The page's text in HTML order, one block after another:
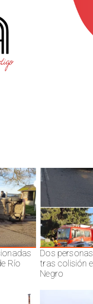
Río
Dos
tras colisión
Negro